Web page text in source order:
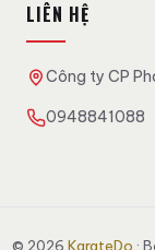
LIÊN HỆ
Công ty CP
0948841088
© 2026 KarateDo ·